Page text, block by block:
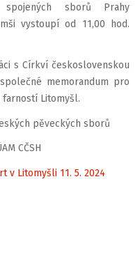
sborů Prahy
vystoupí od 11,00 hod.
s Církví československou
memorandum pro
Litomyšl.
pěveckých sborů
CČSH
v Litomyšli 11. 5. 2024